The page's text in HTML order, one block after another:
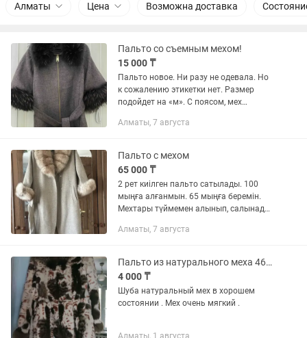
Алматы Цена Возможна доставка
Пальто со съемным мехом!
15 000 ₸
Пальто новое. Ни разу не одевала. Но
к сожалению этикетки нет. Размер
подойдет на «м». С поясом, мех
Алматы, 7 августа
Пальто с мехом
65 000 ₸
2 рет киілген пальто сатылады. 100
мыңға алғанмын. 65 мыңға беремін.
Мехтары түймемен алынып, салынады,
киіммен жарасып кетеді
Алматы, 7 августа
Пальто из натурального меха 46р-р
4 000 ₸
Шуба натуральный мех в хорошем
состоянии . Мех очень мягкий .
Алматы, 1 августа